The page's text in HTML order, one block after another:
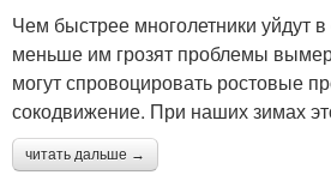
Чем быстрее многолетники уйдут
меньше им грозят проблемы
могут спровоцировать ростовые
сокодвижение. При наших зимах
читать дальше →